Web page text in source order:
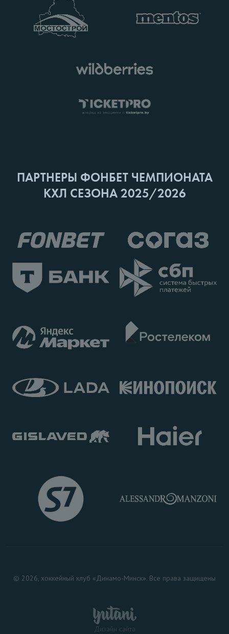
ПАРТНЕРЫ ФОНБЕТ ЧЕМПИОНАТА
КХЛ СЕЗОНА 2025/2026
© 2026, хоккейный клуб «Динамо-Минск». Все права защищены
Дизайн сайта